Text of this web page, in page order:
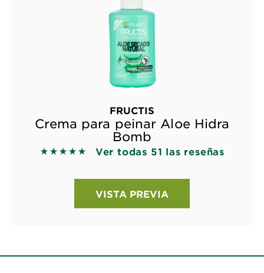
FRUCTIS
Crema para peinar Aloe Hidra
Bomb
5 out of 5 stars based on reviews
Ver todas 51 las reseñas
VISTA PREVIA